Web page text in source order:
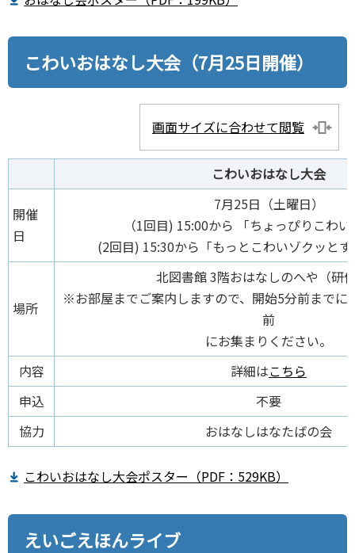
こわいおはなし大会（7月25日開催）
画面サイズに合わせて閲覧
こわいおはなし大会
開催
日
7月25日（土曜日）
（1回⽬) 15:00から 「ちょっぴりこわ
(2回⽬) 15:30から「もっとこわいゾクッと
場所
北図書館 3階おはなしのへや（研
※お部屋までご案内しますので、開始5分前までに
前
にお集まりください。
内容
詳細はこちら
申込
不要
協力
おはなしはなたばの会
こわいおはなし大会ポスター（PDF：529KB）
えいごえほんライブ